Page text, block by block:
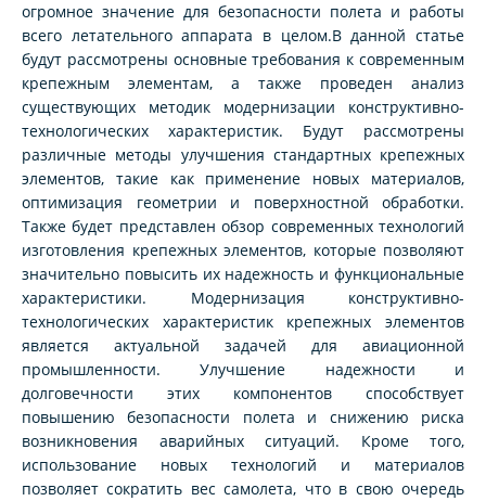
огромное значение для безопасности полета и работы
всего летательного аппарата в целом.В данной статье
будут рассмотрены основные требования к современным
крепежным элементам, а также проведен анализ
существующих методик модернизации конструктивно-
технологических характеристик. Будут рассмотрены
различные методы улучшения стандартных крепежных
элементов, такие как применение новых материалов,
оптимизация геометрии и поверхностной обработки.
Также будет представлен обзор современных технологий
изготовления крепежных элементов, которые позволяют
значительно повысить их надежность и функциональные
характеристики. Модернизация конструктивно-
технологических характеристик крепежных элементов
является актуальной задачей для авиационной
промышленности. Улучшение надежности и
долговечности этих компонентов способствует
повышению безопасности полета и снижению риска
возникновения аварийных ситуаций. Кроме того,
использование новых технологий и материалов
позволяет сократить вес самолета, что в свою очередь